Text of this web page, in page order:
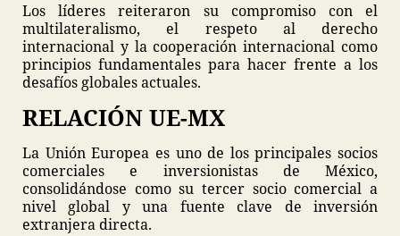
Los líderes reiteraron su compromiso con el
multilateralismo, el respeto al derecho
internacional y la cooperación internacional como
principios fundamentales para hacer frente a los
desafíos globales actuales.
RELACIÓN UE-MX
La Unión Europea es uno de los principales socios
comerciales e inversionistas de México,
consolidándose como su tercer socio comercial a
nivel global y una fuente clave de inversión
extranjera directa.